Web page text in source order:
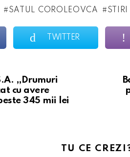
SATUL COROLEOVCA STIRI
TWITTER
,,Drumuri
cu avere
345 mii lei
TU CE